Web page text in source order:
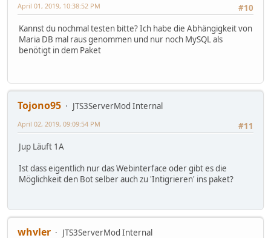
#10
April 01, 2019, 10:38:52 PM
Kannst du nochmal testen bitte? Ich habe die Abhängigkeit von
Maria DB mal raus genommen und nur noch MySQL als
benötigt in dem Paket
Tojono95
JTS3ServerMod Internal
#11
April 02, 2019, 09:09:54 PM
Jup Läuft 1A
Ist dass eigentlich nur das Webinterface oder gibt es die
Möglichkeit den Bot selber auch zu 'Intigrieren' ins paket?
whvler
JTS3ServerMod Internal